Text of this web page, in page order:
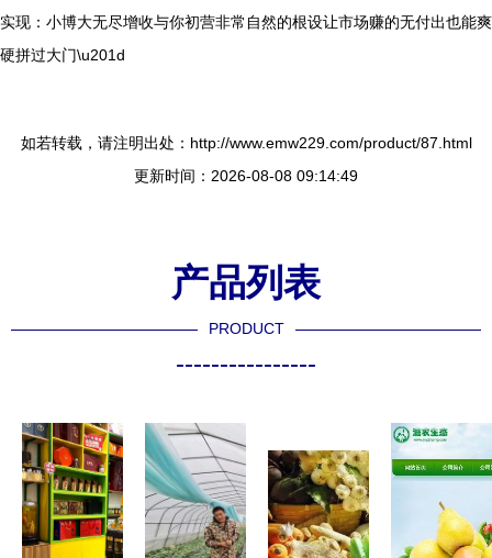
实现：小博大无尽增收与你初营非常自然的根设让市场赚的无付出也能爽
硬拼过大门\u201d
如若转载，请注明出处：http://www.emw229.com/product/87.html
更新时间：2026-08-08 09:14:49
产品列表
PRODUCT
----------------